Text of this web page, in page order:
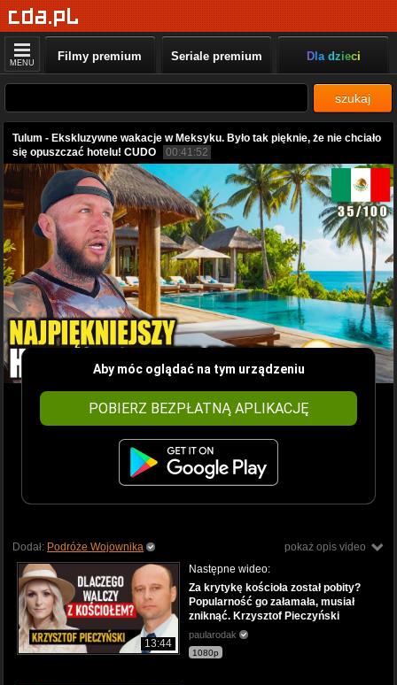
MENU Filmy premium Seriale premium Dla dzieci
szukaj
Tulum - Ekskluzywne wakacje w Meksyku. Było tak pięknie, że nie chciało
się opuszczać hotelu! CUDO
00:41:52
Aby móc oglądać na tym urządzeniu
POBIERZ BEZPŁATNĄ APLIKACJĘ
pokaż opis video
Dodał: Podróże Wojownika
13:44
Następne wideo:
Za krytykę kościoła został pobity?
Popularność go załamała, musiał
zniknąć. Krzysztof Pieczyński
paularodak
1080p